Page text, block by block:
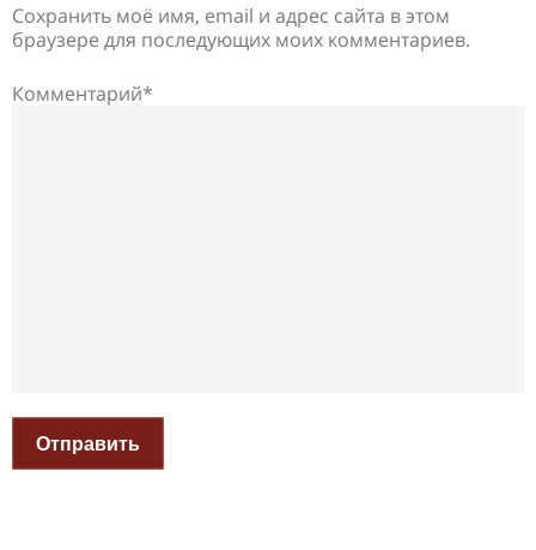
Сохранить моё имя, email и адрес сайта в этом
браузере для последующих моих комментариев.
Комментарий*
Отправить